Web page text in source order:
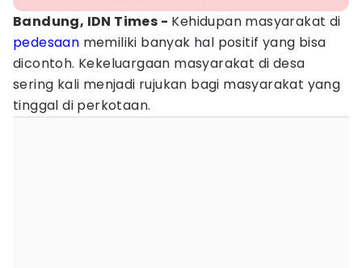
Bandung, IDN Times - Kehidupan masyarakat di
pedesaan memiliki banyak hal positif yang bisa
dicontoh. Kekeluargaan masyarakat di desa
sering kali menjadi rujukan bagi masyarakat yang
tinggal di perkotaan.